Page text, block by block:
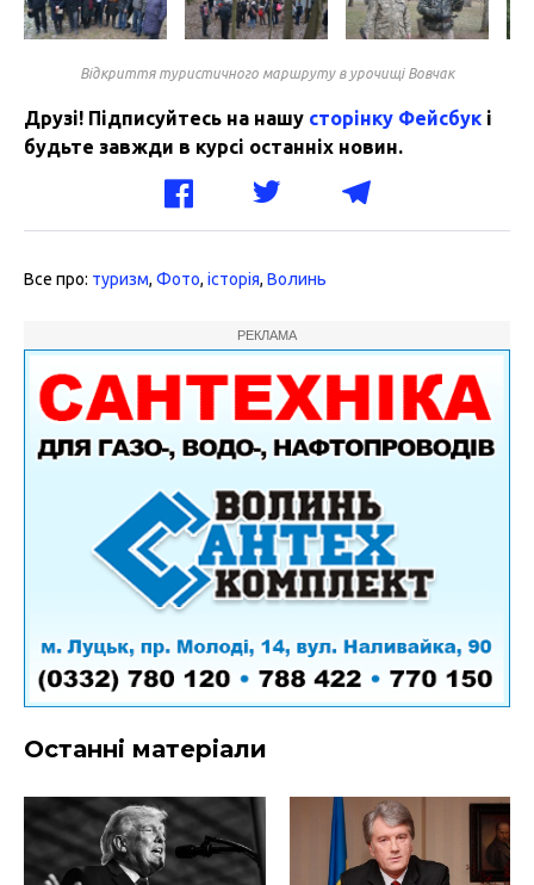
Відкриття туристичного маршруту в урочищі Вовчак
Друзі! Підписуйтесь на нашу сторінку Фейсбук і
будьте завжди в курсі останніх новин.
Все про: туризм, Фото, історія, Волинь
РЕКЛАМА
Останні матеріали